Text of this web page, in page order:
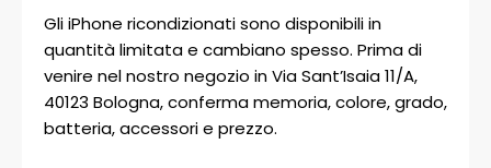
Gli iPhone ricondizionati sono disponibili in
quantità limitata e cambiano spesso. Prima di
venire nel nostro negozio in Via Sant’Isaia 11/A,
40123 Bologna, conferma memoria, colore, grado,
batteria, accessori e prezzo.